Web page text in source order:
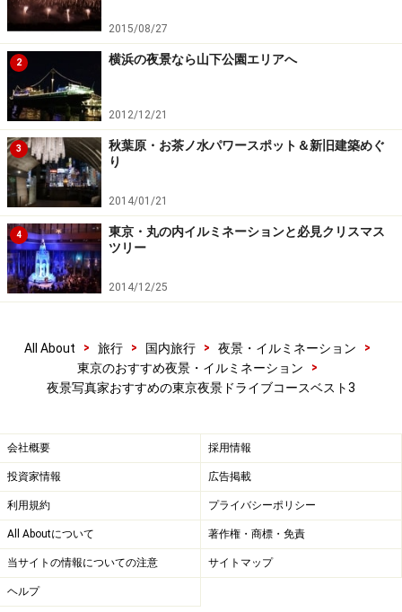
2015/08/27
2 横浜の夜景なら山下公園エリアへ
2012/12/21
3
秋葉原・お茶ノ水パワースポット＆新旧建築めぐ
り
2014/01/21
4
東京・丸の内イルミネーションと必見クリスマス
ツリー
2014/12/25
All About > 旅行 > 国内旅行 > 夜景・イルミネーション
>
東京のおすすめ夜景・イルミネーション
>
夜景写真家おすすめの東京夜景ドライブコースベスト3
会社概要 採用情報
投資家情報 広告掲載
利用規約 プライバシーポリシー
All Aboutについて 著作権・商標・免責
当サイトの情報についての注意 サイトマップ
ヘルプ